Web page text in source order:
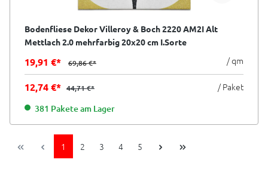
Bodenfliese Dekor Villeroy & Boch 2220 AM2I Alt
Mettlach 2.0 mehrfarbig 20x20 cm I.Sorte
19,91 €* 69,86 €* / qm
12,74 €* 44,71 €* / Paket
381 Pakete am Lager
1 2 3 4 5